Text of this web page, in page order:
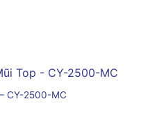
CY-2500-MC